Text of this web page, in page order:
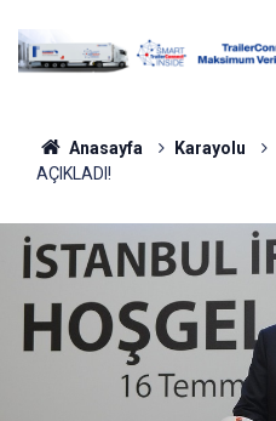
Anasayfa Karayolu
AÇIKLADI!